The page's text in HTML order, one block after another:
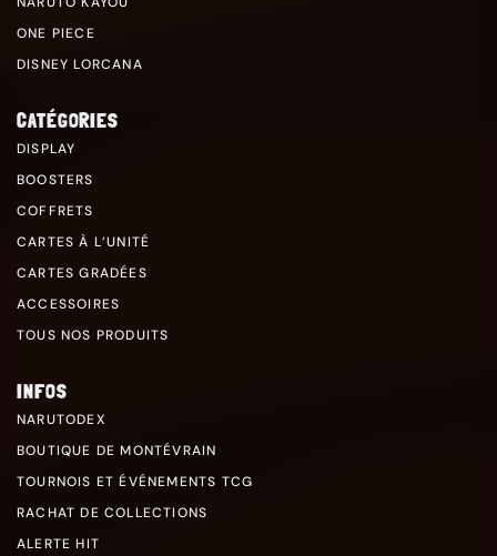
ONE PIECE
DISNEY LORCANA
CATÉGORIES
DISPLAY
BOOSTERS
COFFRETS
CARTES À L’UNITÉ
CARTES GRADÉES
ACCESSOIRES
TOUS NOS PRODUITS
INFOS
NARUTODEX
BOUTIQUE DE MONTÉVRAIN
TOURNOIS ET ÉVÉNEMENTS TCG
RACHAT DE COLLECTIONS
ALERTE HIT